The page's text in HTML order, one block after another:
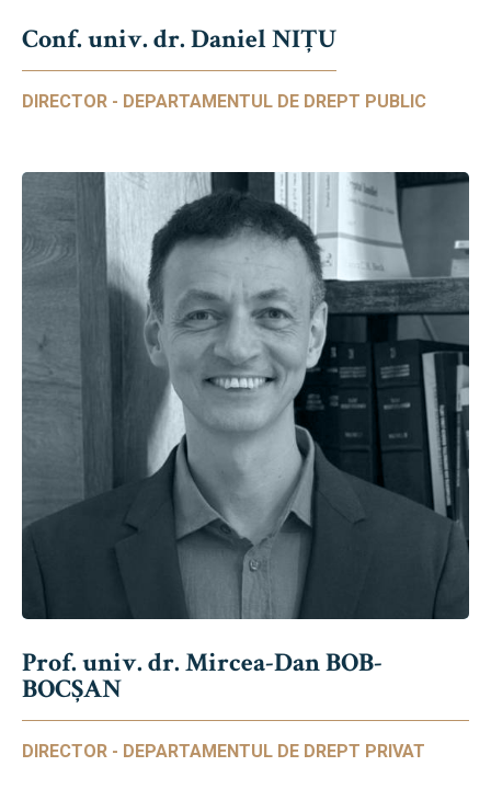
Conf. univ. dr. Daniel NIŢU
DIRECTOR - DEPARTAMENTUL DE DREPT PUBLIC
Prof. univ. dr. Mircea-Dan BOB-
BOCȘAN
DIRECTOR - DEPARTAMENTUL DE DREPT PRIVAT